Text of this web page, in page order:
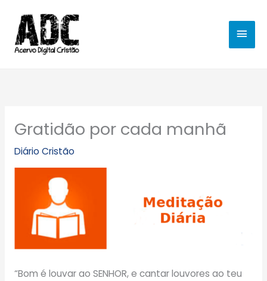
para
conteúdo
Gratidão por cada manhã
Diário Cristão
“Bom é louvar ao SENHOR, e cantar louvores ao teu